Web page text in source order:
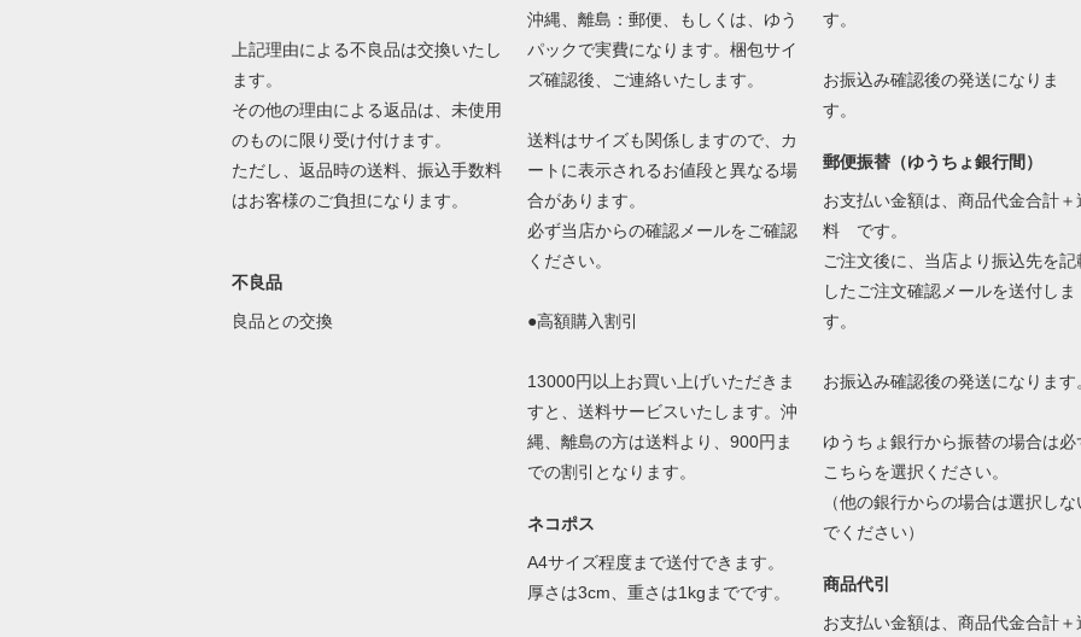
上記理由による不良品は交換いたし
ます。
その他の理由による返品は、未使用
のものに限り受け付けます。
ただし、返品時の送料、振込手数料
はお客様のご負担になります。
不良品
良品との交換
沖縄、離島：郵便、もしくは、ゆう
パックで実費になります。梱包サイ
ズ確認後、ご連絡いたします。
送料はサイズも関係しますので、カ
ートに表示されるお値段と異なる場
合があります。
必ず当店からの確認メールをご確認
ください。
●高額購入割引
13000円以上お買い上げいただきま
すと、送料サービスいたします。沖
縄、離島の方は送料より、900円ま
での割引となります。
ネコポス
A4サイズ程度まで送付できます。
厚さは3cm、重さは1kgまでです。
す。
お振込み確認後の発送になりま
す。
郵便振替（ゆうちょ銀行間）
お支払い金額は、商品代金合計＋
料 です。
ご注文後に、当店より振込先を記
したご注文確認メールを送付しま
す。
お振込み確認後の発送になります
ゆうちょ銀行から振替の場合は必
こちらを選択ください。
（他の銀行からの場合は選択しな
でください）
商品代引
お支払い金額は、商品代金合計＋